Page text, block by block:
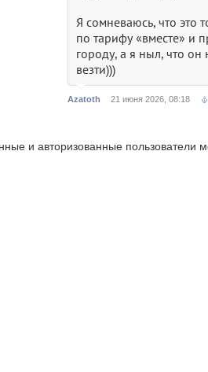
Я сомневаюсь, что это
по тарифу «вместе» и
городу, а я ныл, что
везти)))
Azatoth 21 июня 2026, 08:18
и авторизованные пользователи